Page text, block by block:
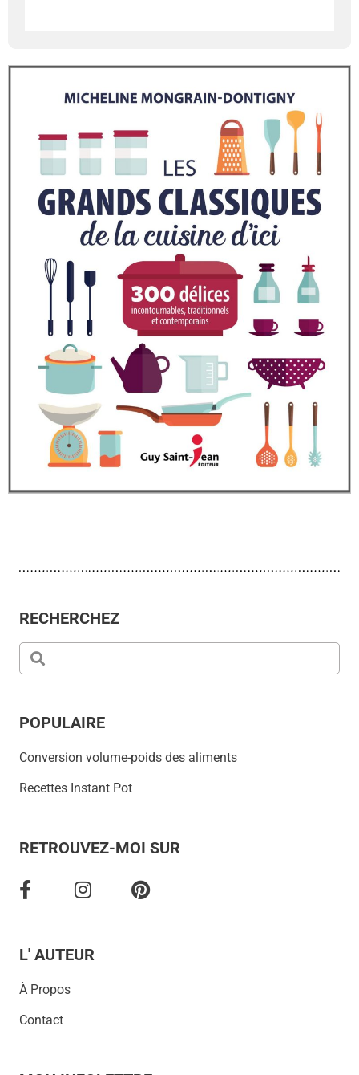
RECHERCHEZ
POPULAIRE
Conversion volume-poids des aliments
Recettes Instant Pot
RETROUVEZ-MOI SUR
L' AUTEUR
À Propos
Contact